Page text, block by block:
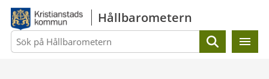
Gå direkt till sidans innehåll
Hållbarometern
Sök